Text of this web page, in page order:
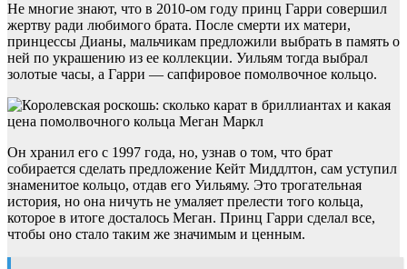
Не многие знают, что в 2010-ом году принц Гарри совершил
жертву ради любимого брата. После смерти их матери,
принцессы Дианы, мальчикам предложили выбрать в память о
ней по украшению из ее коллекции. Уильям тогда выбрал
золотые часы, а Гарри — сапфировое помолвочное кольцо.
Он хранил его с 1997 года, но, узнав о том, что брат
собирается сделать предложение Кейт Миддлтон, сам уступил
знаменитое кольцо, отдав его Уильяму. Это трогательная
история, но она ничуть не умаляет прелести того кольца,
которое в итоге досталось Меган. Принц Гарри сделал все,
чтобы оно стало таким же значимым и ценным.